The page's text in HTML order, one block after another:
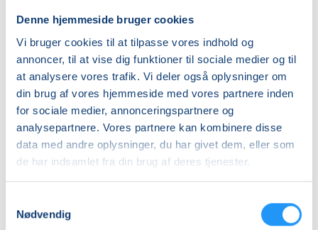
Denne hjemmeside bruger cookies
Vi bruger cookies til at tilpasse vores indhold og
annoncer, til at vise dig funktioner til sociale medier og til
at analysere vores trafik. Vi deler også oplysninger om
din brug af vores hjemmeside med vores partnere inden
for sociale medier, annonceringspartnere og
analysepartnere. Vores partnere kan kombinere disse
data med andre oplysninger, du har givet dem, eller som
de har indsamlet fra din brug af deres tjenester.
Nødvendig
Info
Nummer
471323
Første mødegang
søndag 31.01.2027, kl. 12.30 - 14.30
Sidste mødegang
søndag 07.02.2027, kl. 12.30 - 14.30
Antal mødegange
2 mødegange